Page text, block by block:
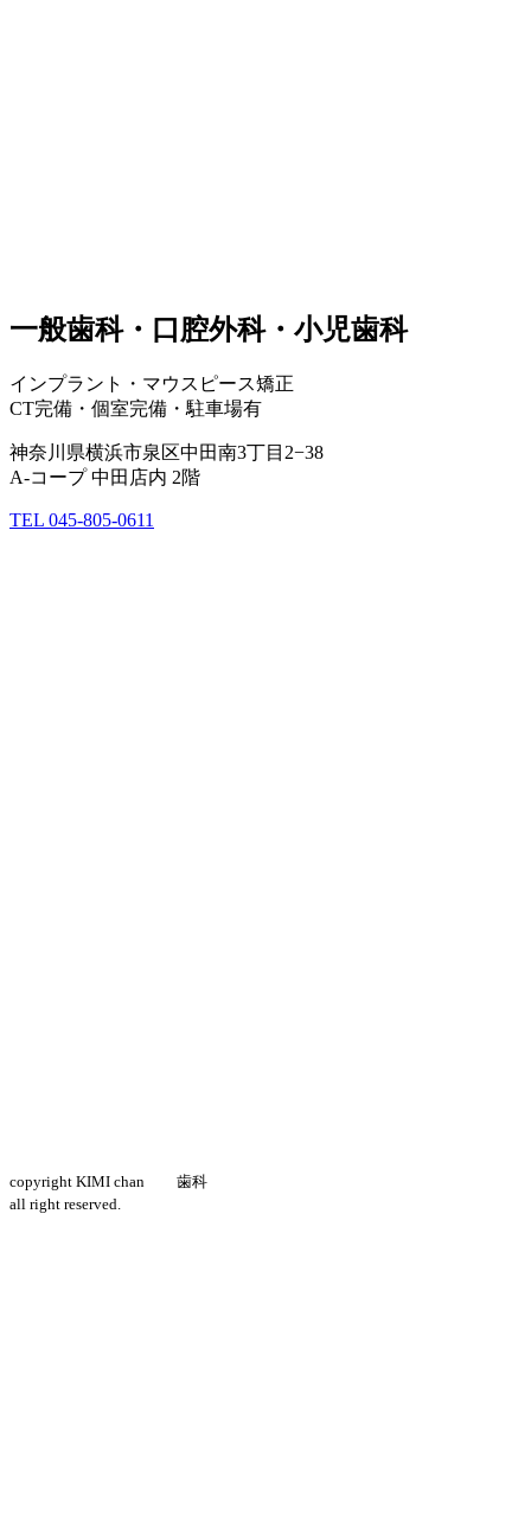
一般歯科・口腔外科・小児歯科
インプラント・マウスピース矯正
CT完備・個室完備・駐車場有
神奈川県横浜市泉区中田南3丁目2−38
A-コープ 中田店内 2階
TEL 045-805-0611
copyright KIMI chan
歯科
all right reserved.